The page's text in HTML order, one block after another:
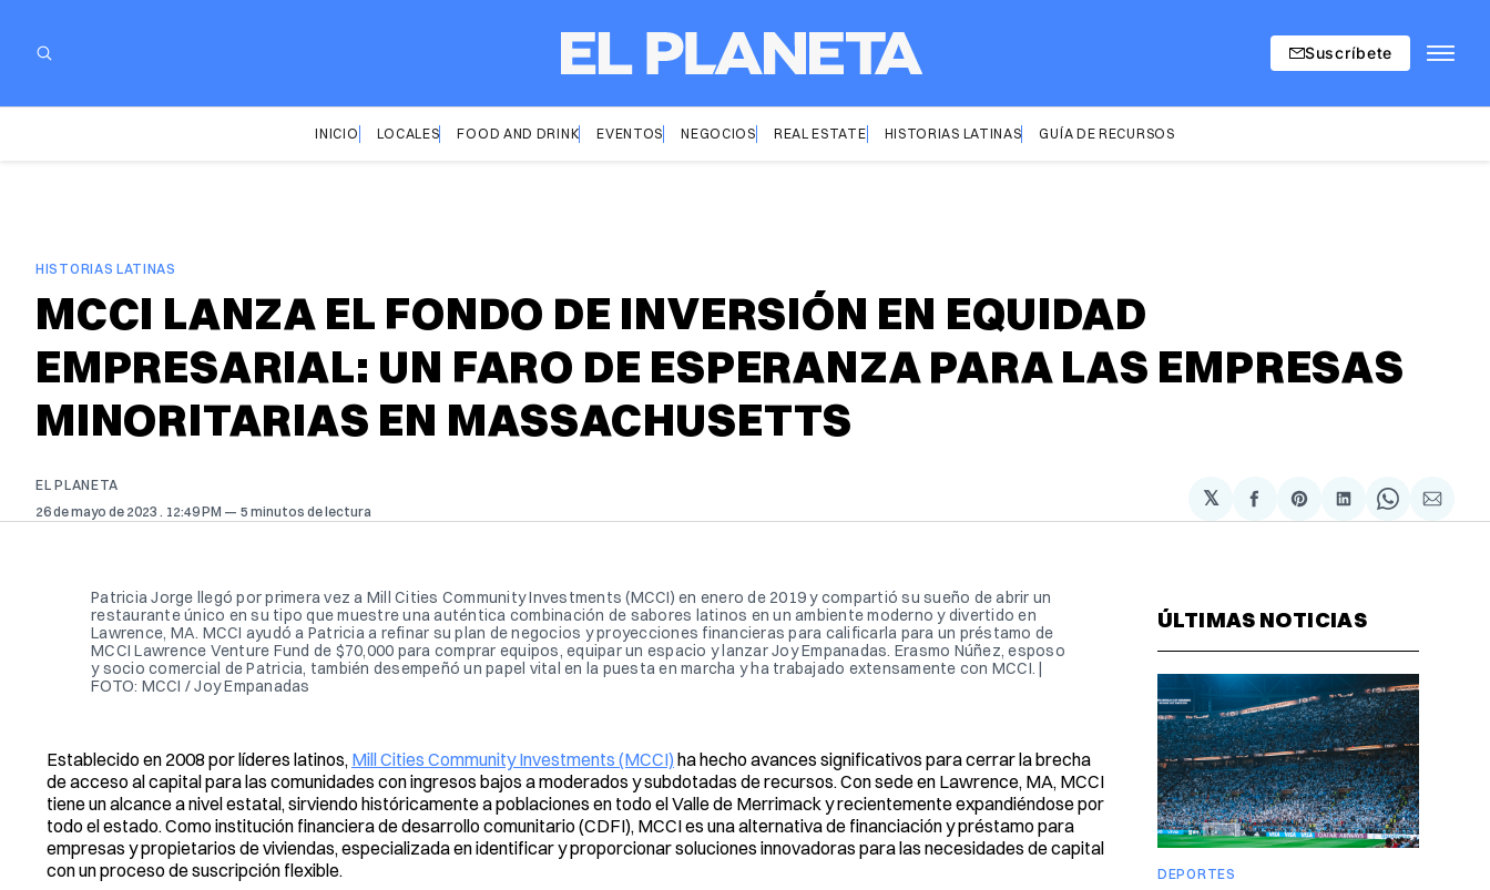
Suscríbete
INICIO LOCALES FOOD AND DRINK EVENTOS NEGOCIOS REAL ESTATE HISTORIAS LATINAS GUÍA DE RECURSOS
HISTORIAS LATINAS
MCCI LANZA EL FONDO DE INVERSIÓN EN EQUIDAD
EMPRESARIAL: UN FARO DE ESPERANZA PARA LAS EMPRESAS
MINORITARIAS EN MASSACHUSETTS
EL PLANETA
26 de mayo de 2023 . 12:49 PM 5 minutos de lectura
𝕏
Compartir
en
Share
on
Compartir
en
Share
on
via
Patricia Jorge llegó por primera vez a Mill Cities Community Investments (MCCI) en enero de 2019 y compartió su sueño de abrir un
restaurante único en su tipo que muestre una auténtica combinación de sabores latinos en un ambiente moderno y divertido en
Lawrence, MA. MCCI ayudó a Patricia a refinar su plan de negocios y proyecciones financieras para calificarla para un préstamo de
MCCI Lawrence Venture Fund de $70,000 para comprar equipos, equipar un espacio y lanzar Joy Empanadas. Erasmo Núñez, esposo
y socio comercial de Patricia, también desempeñó un papel vital en la puesta en marcha y ha trabajado extensamente con MCCI. |
FOTO: MCCI / Joy Empanadas
Establecido en 2008 por líderes latinos, Mill Cities Community Investments (MCCI) ha hecho avances significativos para cerrar la brecha
de acceso al capital para las comunidades con ingresos bajos a moderados y subdotadas de recursos. Con sede en Lawrence, MA, MCCI
tiene un alcance a nivel estatal, sirviendo históricamente a poblaciones en todo el Valle de Merrimack y recientemente expandiéndose por
todo el estado. Como institución financiera de desarrollo comunitario (CDFI), MCCI es una alternativa de financiación y préstamo para
empresas y propietarios de viviendas, especializada en identificar y proporcionar soluciones innovadoras para las necesidades de capital
con un proceso de suscripción flexible.
ÚLTIMAS NOTICIAS
DEPORTES